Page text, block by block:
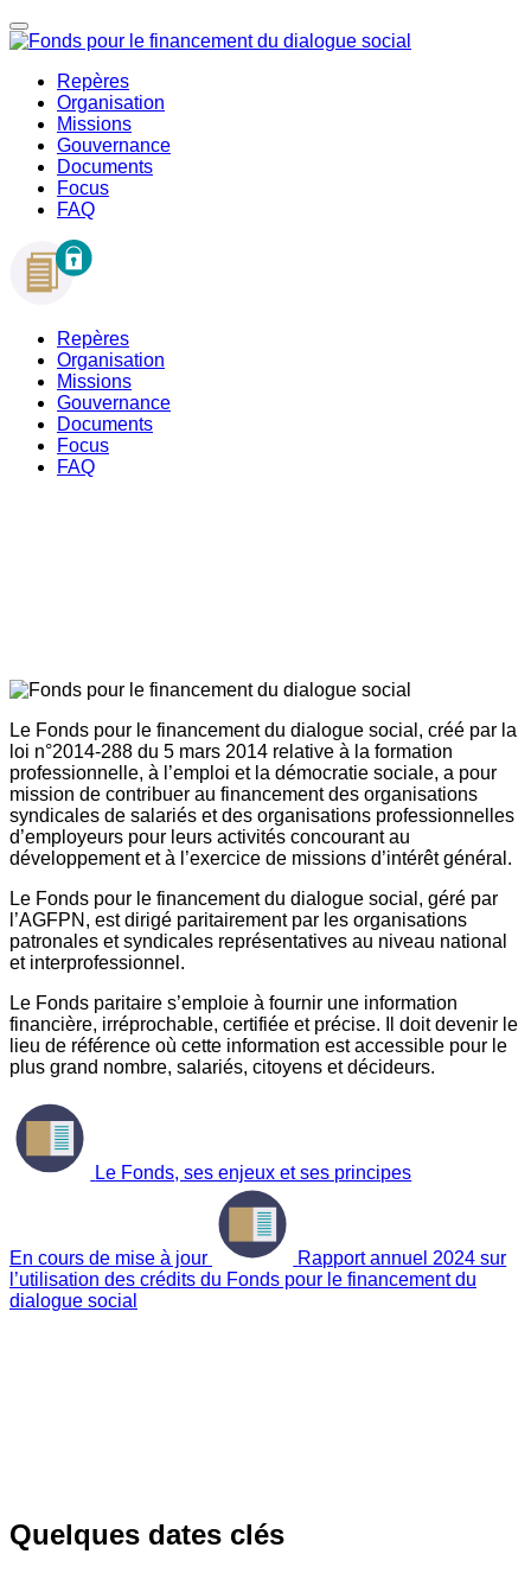
Repères
Organisation
Missions
Gouvernance
Documents
Focus
FAQ
Repères
Organisation
Missions
Gouvernance
Documents
Focus
FAQ
Le Fonds pour le financement du dialogue social, créé par la
loi n°2014-288 du 5 mars 2014 relative à la formation
professionnelle, à l’emploi et la démocratie sociale, a pour
mission de contribuer au financement des organisations
syndicales de salariés et des organisations professionnelles
d’employeurs pour leurs activités concourant au
développement et à l’exercice de missions d’intérêt général.
Le Fonds pour le financement du dialogue social, géré par
l’AGFPN, est dirigé paritairement par les organisations
patronales et syndicales représentatives au niveau national
et interprofessionnel.
Le Fonds paritaire s’emploie à fournir une information
financière, irréprochable, certifiée et précise. Il doit devenir le
lieu de référence où cette information est accessible pour le
plus grand nombre, salariés, citoyens et décideurs.
Le Fonds, ses enjeux et ses principes
En cours de mise à jour
Rapport annuel 2024 sur
l’utilisation des crédits du Fonds pour le financement du
dialogue social
Quelques dates clés